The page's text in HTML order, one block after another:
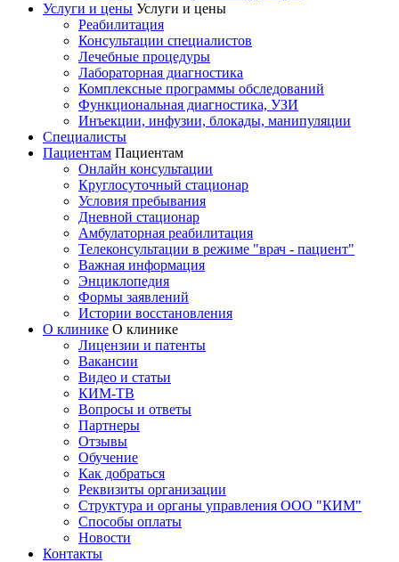
Услуги и цены Услуги и цены
Реабилитация
Консультации специалистов
Лечебные процедуры
Лабораторная диагностика
Комплексные программы обследований
Функциональная диагностика, УЗИ
Инъекции, инфузии, блокады, манипуляции
Специалисты
Пациентам Пациентам
Онлайн консультации
Круглосуточный стационар
Условия пребывания
Дневной стационар
Амбулаторная реабилитация
Телеконсультации в режиме "врач - пациент"
Важная информация
Энциклопедия
Формы заявлений
Истории восстановления
О клинике О клинике
Лицензии и патенты
Вакансии
Видео и статьи
КИМ-ТВ
Вопросы и ответы
Партнеры
Отзывы
Обучение
Как добраться
Реквизиты организации
Структура и органы управления ООО "КИМ"
Способы оплаты
Новости
Контакты